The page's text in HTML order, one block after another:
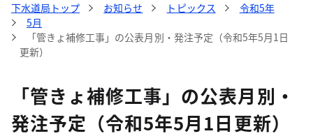
下水道局トップ お知らせ トピックス
令和5年
5月
「管きょ補修工事」の公表月別・発注予定（令和5年5月1日
更新）
「管きょ補修工事」の公表月別・
発注予定（令和5年5月1日更新）